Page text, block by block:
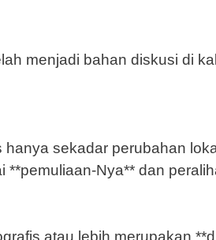
menjadi bahan diskusi di
sekadar perubahan
Nya** dan